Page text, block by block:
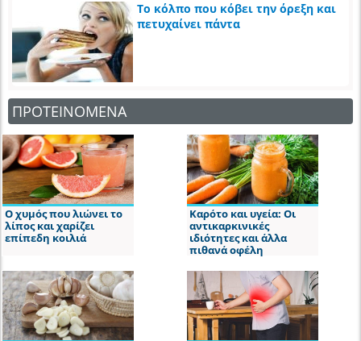
Το κόλπο που κόβει την όρεξη και
πετυχαίνει πάντα
ΠΡΟΤΕΙΝΟΜΕΝΑ
Ο χυμός που λιώνει το
λίπος και χαρίζει
επίπεδη κοιλιά
Καρότο και υγεία: Οι
αντικαρκινικές
ιδιότητες και άλλα
πιθανά οφέλη